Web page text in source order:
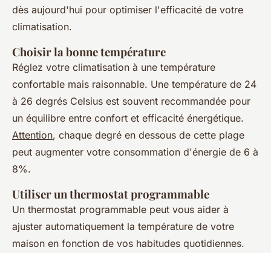
dès aujourd'hui pour optimiser l'efficacité de votre
climatisation.
Choisir la bonne température
Réglez votre climatisation à une température
confortable mais raisonnable. Une température de 24
à 26 degrés Celsius est souvent recommandée pour
un équilibre entre confort et efficacité énergétique.
Attention, chaque degré en dessous de cette plage
peut augmenter votre consommation d'énergie de 6 à
8%.
Utiliser un thermostat programmable
Un thermostat programmable peut vous aider à
ajuster automatiquement la température de votre
maison en fonction de vos habitudes quotidiennes.